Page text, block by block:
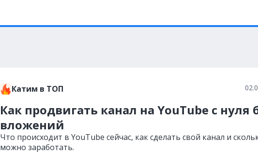
Катим в ТОП
Как продвигать канал на YouTube с нуля
вложений
Что происходит в YouTube сейчас, как сделать свой канал и
можно заработать.